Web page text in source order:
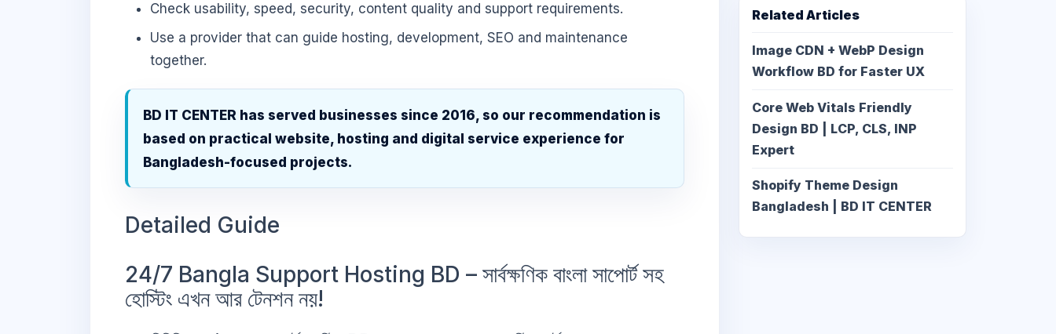
Check usability, speed, security, content quality and support requirements.
Use a provider that can guide hosting, development, SEO and maintenance
together.
BD IT CENTER has served businesses since 2016, so our recommendation is
based on practical website, hosting and digital service experience for
Bangladesh-focused projects.
Detailed Guide
24/7 Bangla Support Hosting BD – সার্বক্ষণিক বাংলা সাপোর্ট সহ
হোস্টিং এখন আর টেনশন নয়!
Related Articles
Image CDN + WebP Design
Workflow BD for Faster UX
Core Web Vitals Friendly
Design BD | LCP, CLS, INP
Expert
Shopify Theme Design
Bangladesh | BD IT CENTER